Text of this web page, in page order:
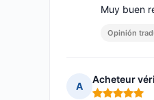
Muy buen
Opinión
A
Acheteur